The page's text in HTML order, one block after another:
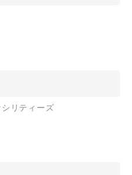
リティーズ